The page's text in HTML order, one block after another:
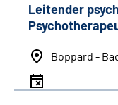
Leitender
Boppard -